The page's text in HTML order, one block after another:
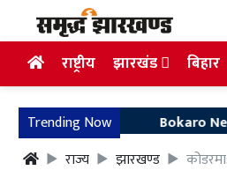
राष्ट्रीय झारखंड बिहार
Trending Now
Bokaro News:
राज्य
झारखण्ड